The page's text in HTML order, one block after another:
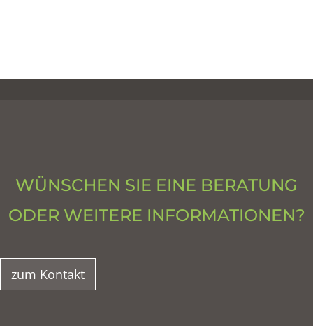
WÜNSCHEN SIE EINE BERATUNG
ODER WEITERE INFORMATIONEN?
zum Kontakt